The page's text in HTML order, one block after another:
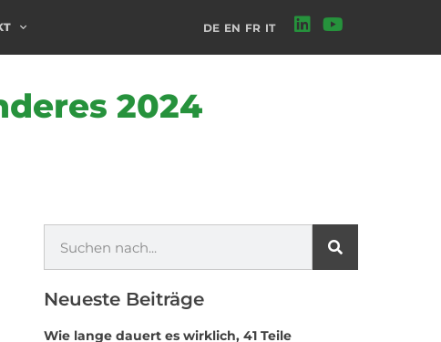
DE EN FR IT
2024
Neueste Beiträge
Wie lange dauert es wirklich, 41 Teile